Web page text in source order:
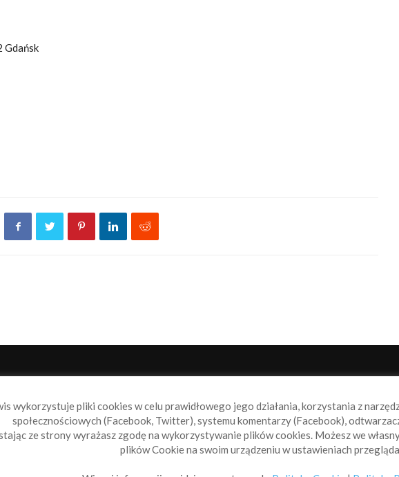
Gdańsk
Sailbook.pl to miejsce dla wszystkich, którzy szukają aktualnych
wiadomości ze świata żeglarstwa, świata motorowodniactwa i
nie tylko.
wykorzystuje pliki cookies w celu prawidłowego jego działania, korzystania z
społecznościowych (Facebook, Twitter), systemu komentarzy (Facebook),
ze strony wyrażasz zgodę na wykorzystywanie plików cookies. Możesz we
plików Cookie na swoim urządzeniu w ustawieniach